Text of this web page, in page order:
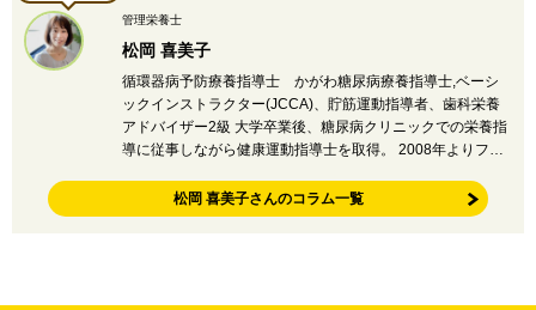
管理栄養士
松岡 喜美子
循環器病予防療養指導士 かがわ糖尿病療養指導士,ベーシ
ックインストラクター(JCCA)、貯筋運動指導者、歯科栄養
アドバイザー2級 大学卒業後、糖尿病クリニックでの栄養指
導に従事しながら健康運動指導士を取得。 2008年よりフ…
松岡 喜美子さんのコラム一覧